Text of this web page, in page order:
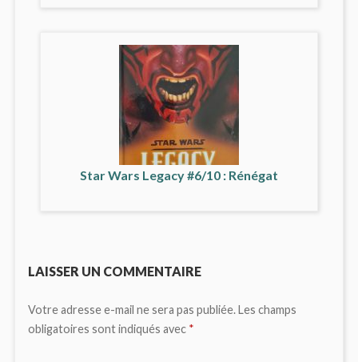
Star Wars Legacy #6/10 : Rénégat
LAISSER UN COMMENTAIRE
Votre adresse e-mail ne sera pas publiée.Les champs
obligatoires sont indiqués avec *